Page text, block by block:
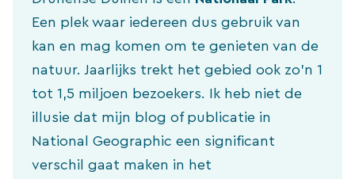
Een plek waar iedereen dus gebruik van
kan en mag komen om te genieten van de
natuur. Jaarlijks trekt het gebied ook zo’n 1
tot 1,5 miljoen bezoekers. Ik heb niet de
illusie dat mijn blog of publicatie in
National Geographic een significant
verschil gaat maken in het